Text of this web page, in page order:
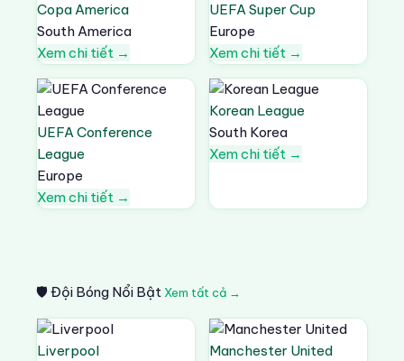
Copa America
South America
Xem chi tiết →
UEFA Super Cup
Europe
Xem chi tiết →
UEFA Conference
League
Europe
Xem chi tiết →
Korean League
South Korea
Xem chi tiết →
🛡️ Đội Bóng Nổi Bật Xem tất cả →
Liverpool
Manchester United